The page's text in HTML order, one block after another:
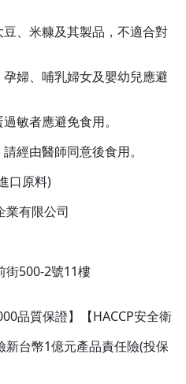
、米糠及其製品，不適合對
婦、哺乳婦女及嬰幼兒應避
敏者應避免食用。
經由醫師同意後食用。
口原料)
業有限公司
街500-2號11樓
品質保證】【HACCP安全衛
新台幣1億元產品責任險(投保